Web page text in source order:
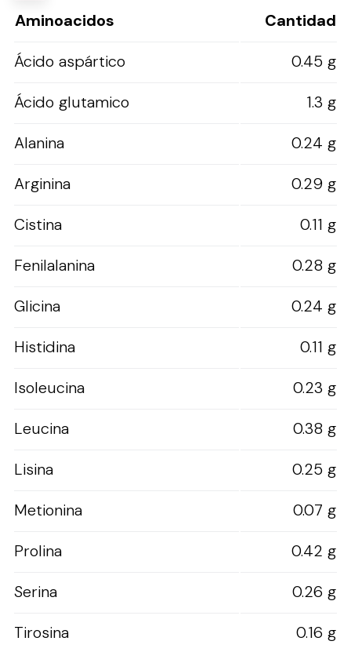
Aminoacidos
Cantidad
Ácido aspártico
0.45 g
Ácido glutamico
1.3 g
Alanina
0.24 g
Arginina
0.29 g
Cistina
0.11 g
Fenilalanina
0.28 g
Glicina
0.24 g
Histidina
0.11 g
Isoleucina
0.23 g
Leucina
0.38 g
Lisina
0.25 g
Metionina
0.07 g
Prolina
0.42 g
Serina
0.26 g
Tirosina
0.16 g